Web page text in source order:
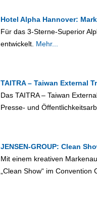
Hotel Alpha Hannover:
Für das 3-Sterne-Superior
entwickelt. Mehr...
TAITRA – Taiwan External
Das TAITRA – Taiwan
Presse- und
JENSEN-GROUP: Clean
Mit einem kreativen
„Clean Show“ im